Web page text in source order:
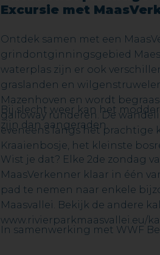
Excursie met
Ontdek samen met een
grindontginningsgebied
waterplas zijn er ook
graslanden en
Mazenhoven en wordt
galloway runderen. De
eveneens langs het prachtige
Kraaienbosje, het kleinste
Bij slecht weer kan het
zijn dan aangeraden.
Wist je dat? Elke 2de zondag
MaasVerkenner klaar in één
pad te nemen naar enkele
Maasvallei. Bekijk de andere
www.rivierparkmaasvallei.eu/
In samenwerking met WWF